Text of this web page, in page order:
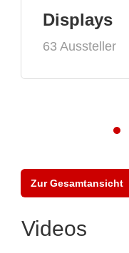
Displays
63 Aussteller
Zur Gesamtansicht
Videos